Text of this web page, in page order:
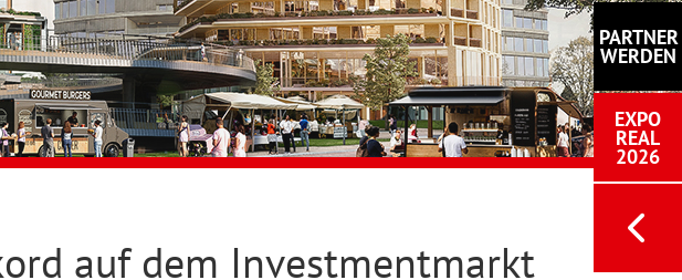
PARTNER
WERDEN
EXPO
REAL
2026
auf dem Investmentmarkt